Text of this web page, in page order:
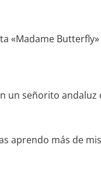
«Madame Butterfly»
un señorito andaluz
aprendo más de